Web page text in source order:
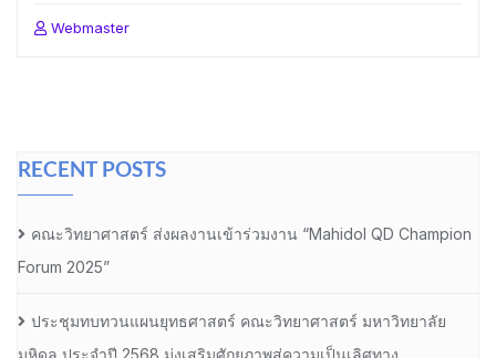
Webmaster
RECENT POSTS
คณะวิทยาศาสตร์ ส่งผลงานเข้าร่วมงาน “Mahidol QD Champion
Forum 2025”
ประชุมทบทวนแผนยุทธศาสตร์ คณะวิทยาศาสตร์ มหาวิทยาลัย
มหิดล ประจำปี 2568 มุ่งเสริมศักยภาพสู่ความเป็นเลิศทาง